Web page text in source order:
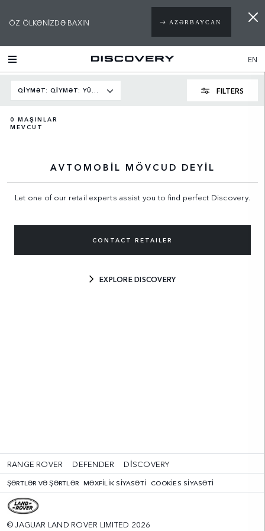
ÖZ ÖLKƏNIZDƏ BAXIN AZƏRBAYCAN
EN
QIYMƏT: QİYMƏT: YÜKSƏKDƏN FILTERS
0 MAŞINLAR
MEVCUT
AVTOMOBIL MÖVCUD DEYIL
Let one of our retail experts assist you to find perfect Discovery.
CONTACT RETAILER
EXPLORE DISCOVERY
RANGE ROVER DEFENDER DISCOVERY
ŞƏRTLƏR VƏ ŞƏRTLƏR MƏXFILIK SIYASƏTI COOKIES SIYASƏTI
© JAGUAR LAND ROVER LIMITED 2026